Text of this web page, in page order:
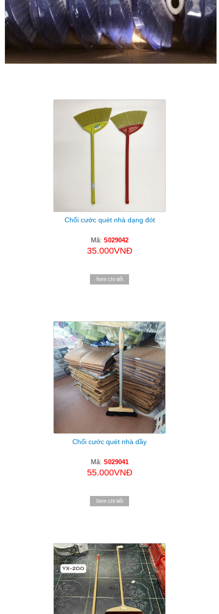
Chổi cước quét nhà dạng đót
Mã: S029042
35.000VNĐ
Xem chi tiết
Chổi cước quét nhà dầy
Mã: S029041
55.000VNĐ
Xem chi tiết